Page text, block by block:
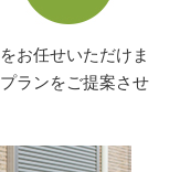
お任せいただけま
ランをご提案させ